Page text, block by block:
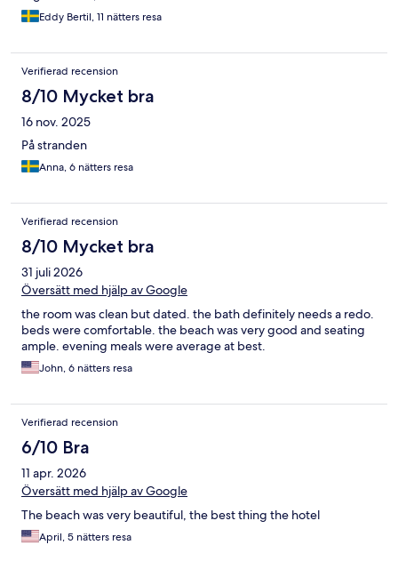
Eddy Bertil, 11 nätters resa
Verifierad recension
8/10 Mycket bra
16 nov. 2025
På stranden
Anna, 6 nätters resa
Verifierad recension
8/10 Mycket bra
31 juli 2026
Översätt med hjälp av Google
the room was clean but dated. the bath definitely needs a redo.
beds were comfortable. the beach was very good and seating
ample. evening meals were average at best.
John, 6 nätters resa
Verifierad recension
6/10 Bra
11 apr. 2026
Översätt med hjälp av Google
The beach was very beautiful, the best thing the hotel
April, 5 nätters resa